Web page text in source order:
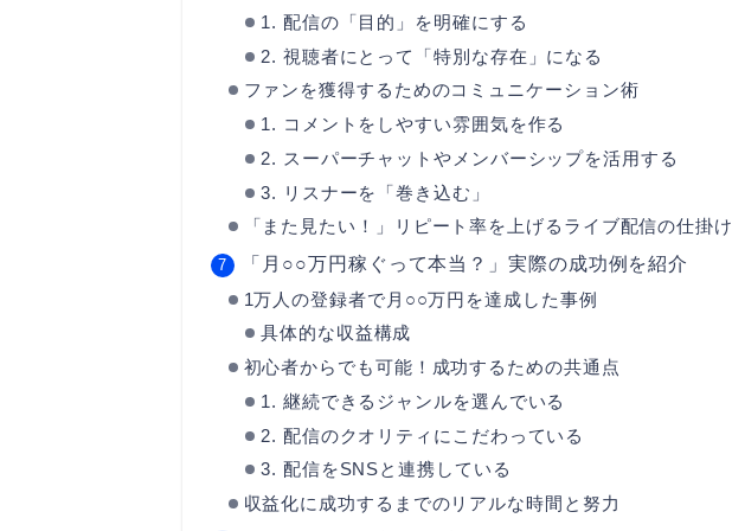
1. 配信の「目的」を明確にする
2. 視聴者にとって「特別な存在」になる
ファンを獲得するためのコミュニケーション術
1. コメントをしやすい雰囲気を作る
2. スーパーチャットやメンバーシップを活用する
3. リスナーを「巻き込む」
「また見たい！」リピート率を上げるライブ配信の仕掛け
「月○○万円稼ぐって本当？」実際の成功例を紹介
1万人の登録者で月○○万円を達成した事例
具体的な収益構成
初心者からでも可能！成功するための共通点
1. 継続できるジャンルを選んでいる
2. 配信のクオリティにこだわっている
3. 配信をSNSと連携している
収益化に成功するまでのリアルな時間と努力